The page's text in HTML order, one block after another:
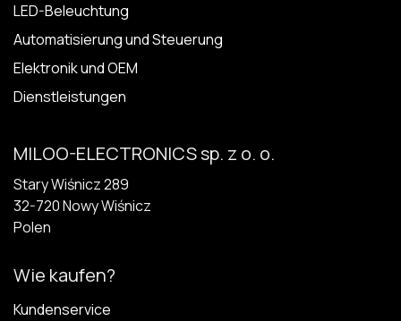
LED-Beleuchtung
Automatisierung und Steuerung
Elektronik und OEM
Dienstleistungen
MILOO-ELECTRONICS sp. z o. o.
Stary Wiśnicz 289
32-720 N​owy Wiśnicz
Polen
Wie kaufen?
Kundenservice